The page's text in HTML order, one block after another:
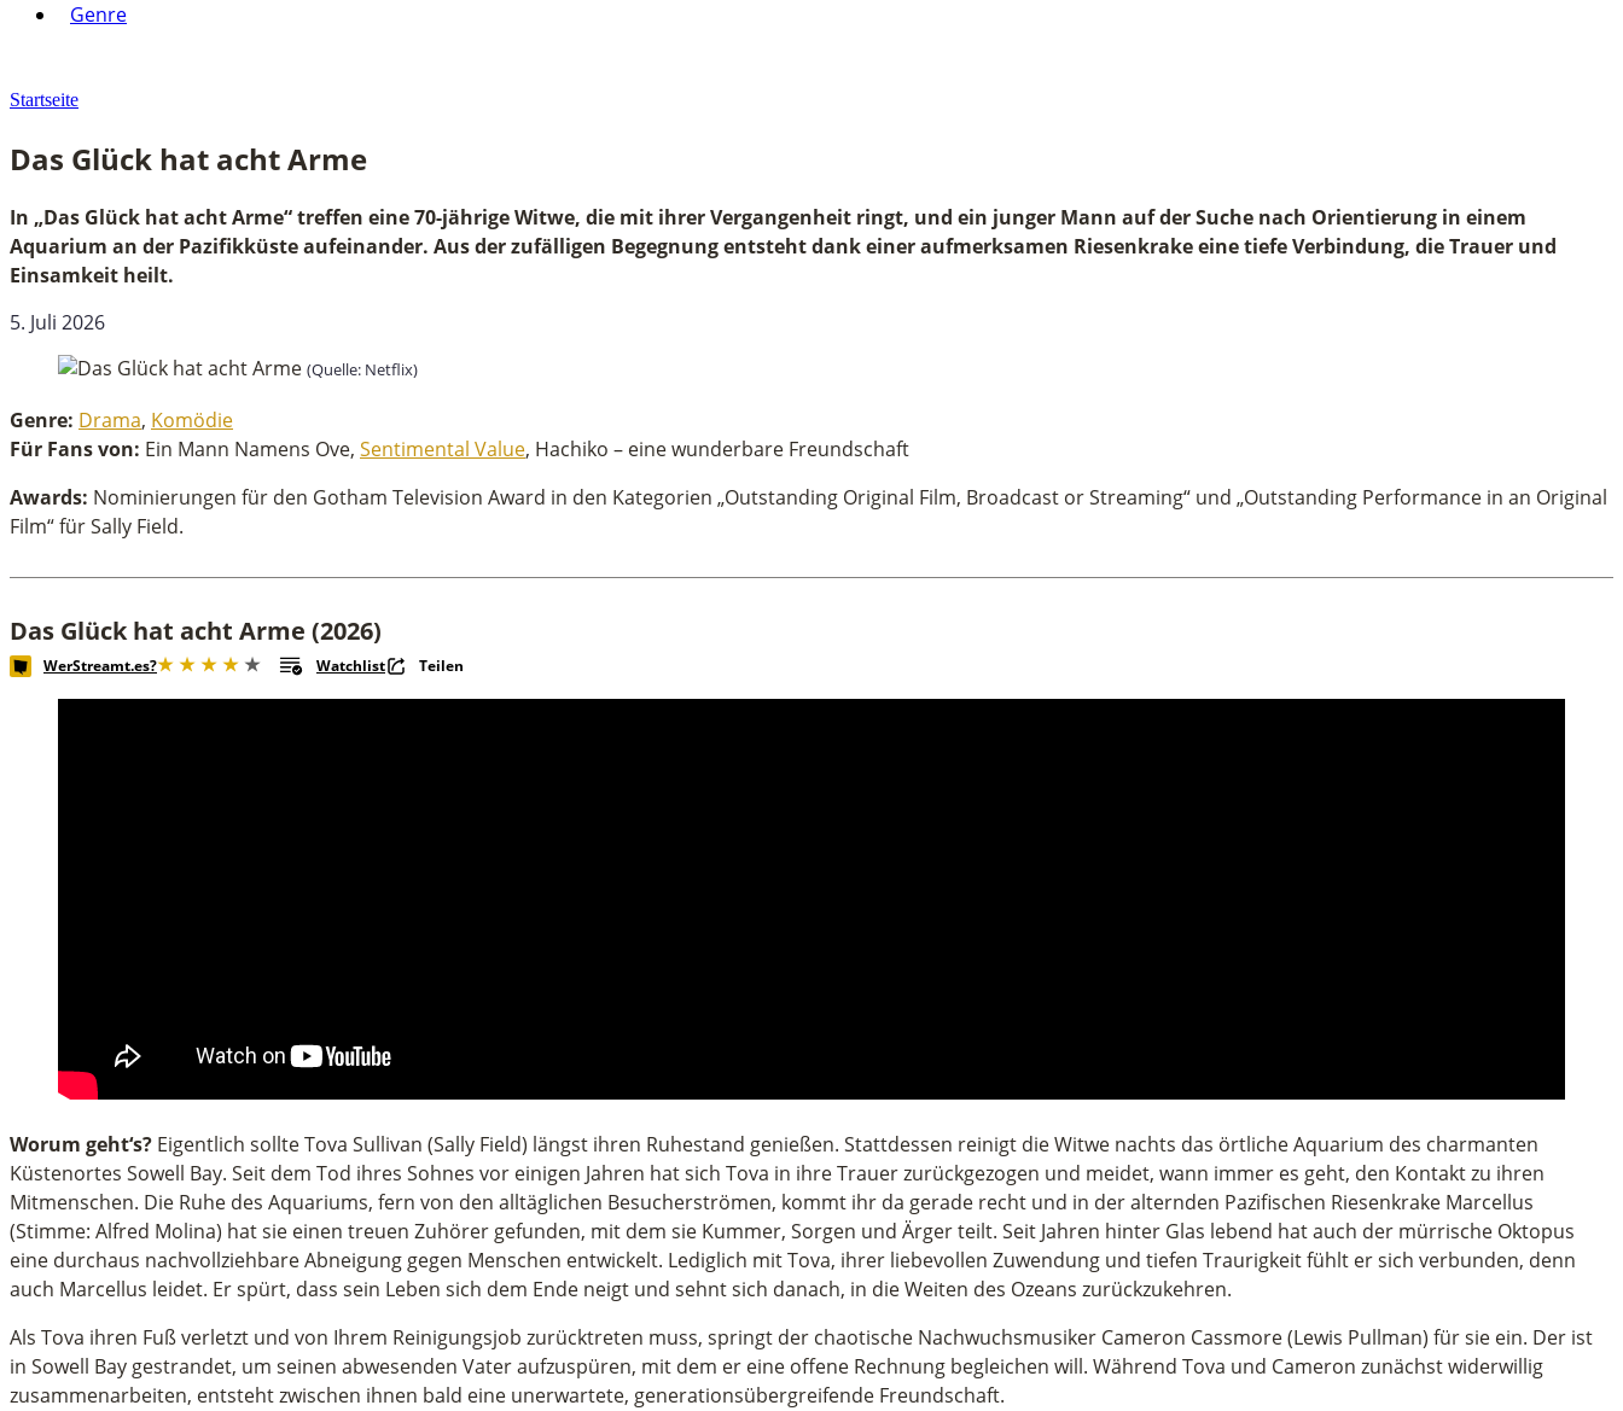
Genre
Startseite
Filme
Das Glück hat acht Arme
In „Das Glück hat acht Arme“ treffen eine 70-jährige Witwe, die mit ihrer Vergangenheit ringt, und ein junger Mann auf der Suche nach Orientierung in einem
Aquarium an der Pazifikküste aufeinander. Aus der zufälligen Begegnung entsteht dank einer aufmerksamen Riesenkrake eine tiefe Verbindung, die Trauer und
Einsamkeit heilt.
5. Juli 2026
(Quelle: Netflix)
Genre: Drama, Komödie
Für Fans von: Ein Mann Namens Ove, Sentimental Value, Hachiko – eine wunderbare Freundschaft
Awards: Nominierungen für den Gotham Television Award in den Kategorien „Outstanding Original Film, Broadcast or Streaming“ und „Outstanding Performance in an Original
Film“ für Sally Field.
Das Glück hat acht Arme (2026)
WerStreamt.es? Watchlist Teilen
Worum geht‘s? Eigentlich sollte Tova Sullivan (Sally Field) längst ihren Ruhestand genießen. Stattdessen reinigt die Witwe nachts das örtliche Aquarium des charmanten
Küstenortes Sowell Bay. Seit dem Tod ihres Sohnes vor einigen Jahren hat sich Tova in ihre Trauer zurückgezogen und meidet, wann immer es geht, den Kontakt zu ihren
Mitmenschen. Die Ruhe des Aquariums, fern von den alltäglichen Besucherströmen, kommt ihr da gerade recht und in der alternden Pazifischen Riesenkrake Marcellus
(Stimme: Alfred Molina) hat sie einen treuen Zuhörer gefunden, mit dem sie Kummer, Sorgen und Ärger teilt. Seit Jahren hinter Glas lebend hat auch der mürrische Oktopus
eine durchaus nachvollziehbare Abneigung gegen Menschen entwickelt. Lediglich mit Tova, ihrer liebevollen Zuwendung und tiefen Traurigkeit fühlt er sich verbunden, denn
auch Marcellus leidet. Er spürt, dass sein Leben sich dem Ende neigt und sehnt sich danach, in die Weiten des Ozeans zurückzukehren.
Als Tova ihren Fuß verletzt und von Ihrem Reinigungsjob zurücktreten muss, springt der chaotische Nachwuchsmusiker Cameron Cassmore (Lewis Pullman) für sie ein. Der ist
in Sowell Bay gestrandet, um seinen abwesenden Vater aufzuspüren, mit dem er eine offene Rechnung begleichen will. Während Tova und Cameron zunächst widerwillig
zusammenarbeiten, entsteht zwischen ihnen bald eine unerwartete, generationsübergreifende Freundschaft.